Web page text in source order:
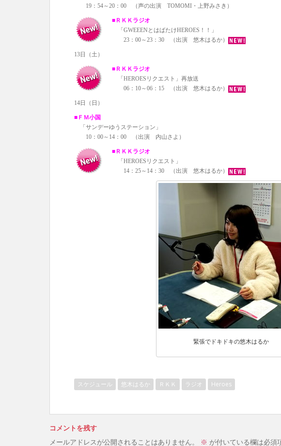
19：54～20：00 （声の出演 TOMOMI・上野みさき）
■ＲＫＫラジオ
「GWEEENとはばたけHEROES！！」
23：00～23：30 （出演 悠木はるか）
13日（土）
■ＲＫＫラジオ
「HEROESリクエスト」再放送
06：10～06：15 （出演 悠木はるか）
14日（日）
■ＦＭ小国
「サンデーゆうステーション」
10：00～14：00 （出演 内山さよ）
■ＲＫＫラジオ
「HEROESリクエスト」
14：25～14：30 （出演 悠木はるか）
緊張でドキドキの悠木はるか
スケジュール 悠木はるか ＲＫＫ ラジオ Heroes
コメントを残す
メールアドレスが公開されることはありません。
※ が付いている欄は必須